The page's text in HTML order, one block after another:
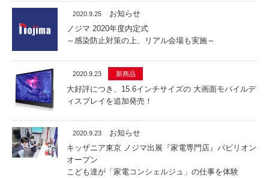
2020.9.25
お知らせ
ノジマ 2020年度内定式
～感染防止対策の上、リアル会場も実施～
2020.9.23 新商品
大好評につき、15.6インチサイズの 大画面モバイルデ
ィスプレイを追加発売！
2020.9.23
お知らせ
キッザニア東京 ノジマ出展『家電専門店』パビリオン
オープン
こども達が「家電コンシェルジュ」の仕事を体験